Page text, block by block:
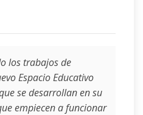
los trabajos de
Espacio Educativo
se desarrollan en su
empiecen a funcionar